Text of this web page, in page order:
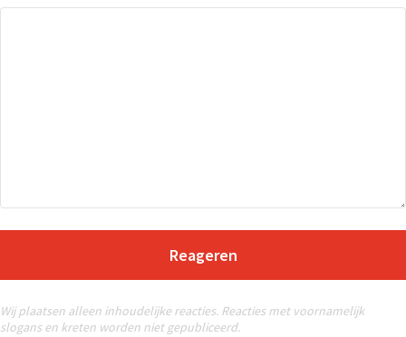
Reageren
Wij plaatsen alleen inhoudelijke reacties. Reacties met voornamelijk
slogans en kreten worden niet gepubliceerd.